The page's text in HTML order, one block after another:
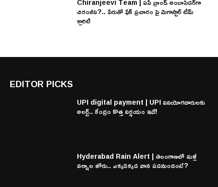
చిరంజీవి?.. పేరుతో ఫేక్ ప్రచారం పై మెగాస్టార్ టీమ్
క్లారిటీ
EDITOR PICKS
UPI digital payment | UPI వినియోగదారులకు
అలర్ట్.. కేంద్రం కొత్త నిర్ణయం ఇదే!
Hyderabad Rain Alert | తెలంగాణలో మళ్లీ
వర్షాల జోరు.. ఎక్కడెక్కడ వాన పడనుందంటే?